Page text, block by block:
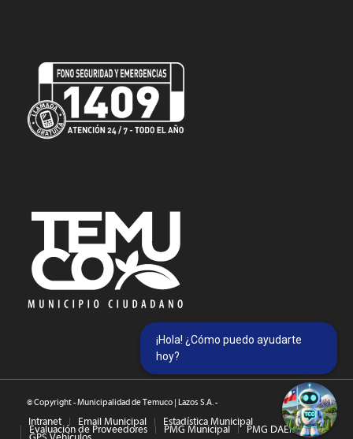
© Copyright - Municipalidad de Temuco | Lazos S.A. -
Intranet Email Municipal Estadística Municipal
Evaluación de Proveedores PMG Municipal PMG DAEM
¡Hola! ¿Cómo puedo ayudarte
hoy?